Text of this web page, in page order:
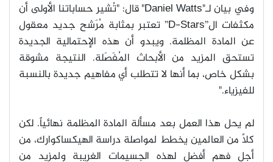
وفي بيان لـ"Daniel Watts"
قال: "تُشير حساباتنا الأولى أن
مكثفات ال”D-Stars”
تعتبر بمثابة مُرَشح جديد معقول
عن المادة المظلمة. ويبدو أن هذه الإحتمالية الجديدة
تستحق المزيد من الأبحاث المُفَصَلة. النتيجة مشوقة
بشكل خاص، بما أنها لا تتطلب أي مفاهيم جديدة بالنسبة
للفيزياء."
لم يحل هذا العمل بعد مسألة المادة المظلمة نهائياً. لكن
كلاً من العالمين يخطط لمواصلة دراسة الهيكساكوارك، من
أجل فهم أفضل لهذه الجسيمات الغريبة ولمزيد من